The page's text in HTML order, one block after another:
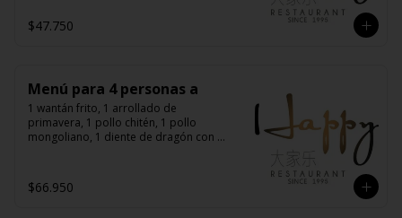
$47.750
Menú para 4 personas a
1 wantán frito, 1 arrollado de
primavera, 1 pollo chitén, 1 pollo
mongoliano, 1 diente de dragón con
$66.950